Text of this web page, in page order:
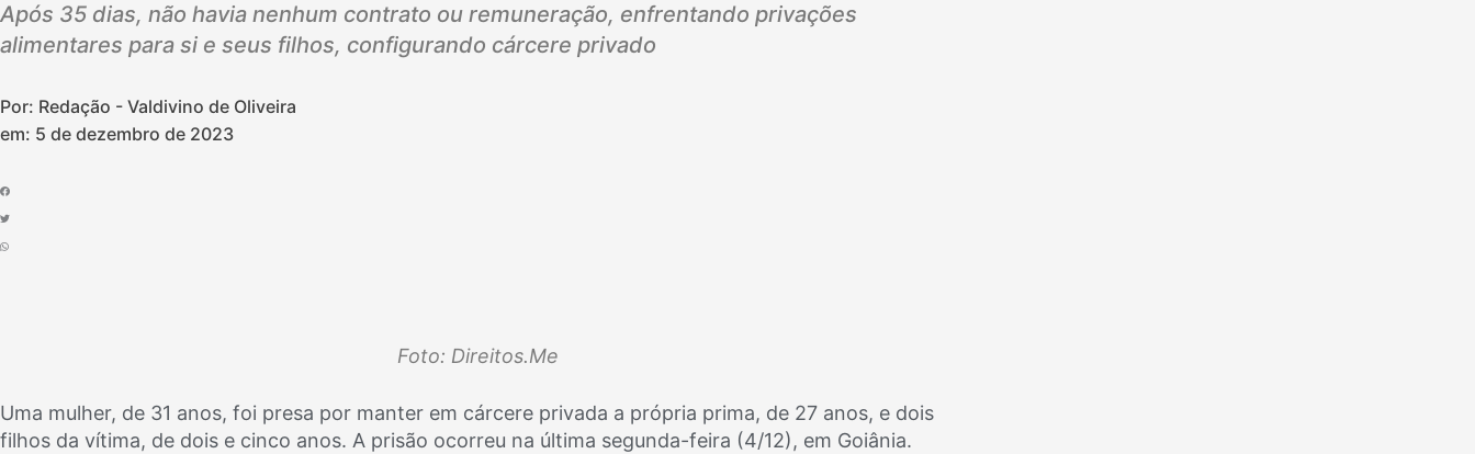
Após 35 dias, não havia nenhum contrato ou remuneração, enfrentando privações
alimentares para si e seus filhos, configurando cárcere privado
Por: Redação - Valdivino de Oliveira
em: 5 de dezembro de 2023
Foto: Direitos.Me
Uma mulher, de 31 anos, foi presa por manter em cárcere privada a própria prima, de 27 anos, e dois
filhos da vítima, de dois e cinco anos. A prisão ocorreu na última segunda-feira (4/12), em Goiânia.